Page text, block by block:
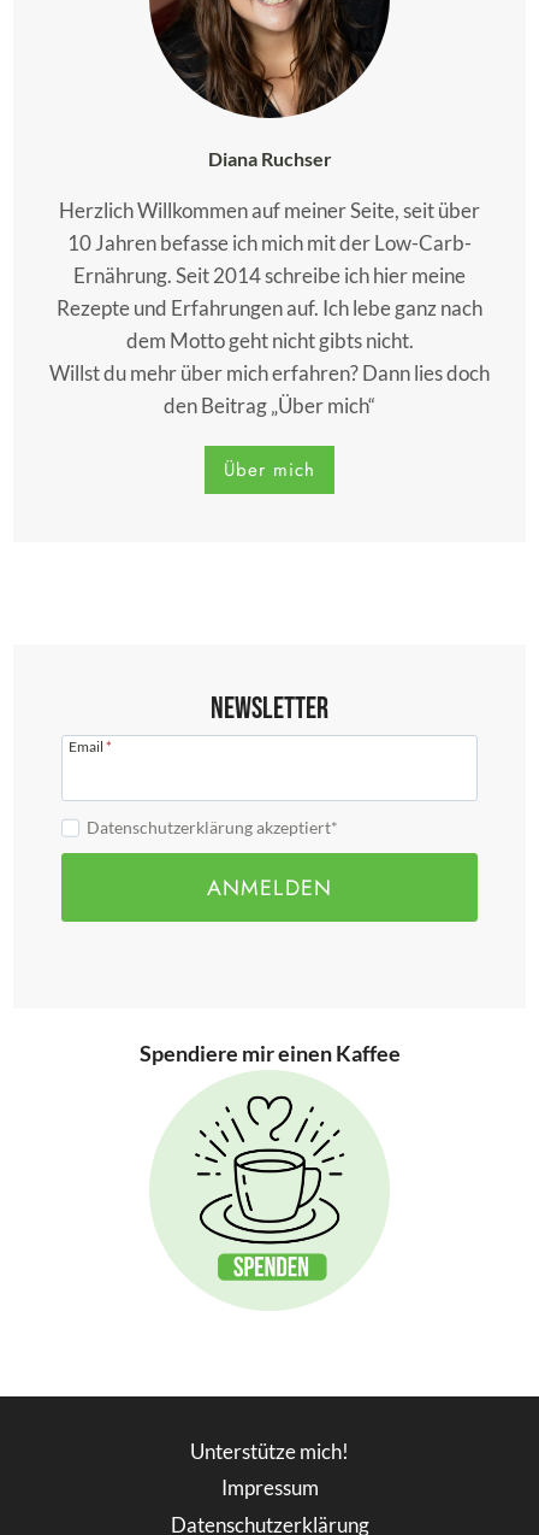
Diana Ruchser
Herzlich Willkommen auf meiner Seite, seit über
10 Jahren befasse ich mich mit der Low-Carb-
Ernährung. Seit 2014 schreibe ich hier meine
Rezepte und Erfahrungen auf. Ich lebe ganz nach
dem Motto geht nicht gibts nicht.
Willst du mehr über mich erfahren? Dann lies doch
den Beitrag „Über mich“
Über mich
Newsletter
Email *
Datenschutzerklärung akzeptiert*
ANMELDEN
Spendiere mir einen Kaffee
Unterstütze mich!
Impressum
Datenschutzerklärung